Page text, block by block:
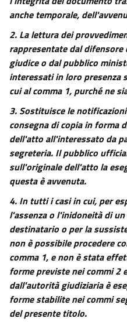
RIUNIONE E
17
18
19
PROVVEDIMENTI SULLA
20
21
22
23
24
24 bis
25
26
27
CONFLITTI DI
28
anche temporale,
2. La lettura dei
rappresentate dal
giudice o dal pubblico
interessati in loro
cui al comma 1, purché ne
3. Sostituisce le
consegna di copia in forma
dell'atto all'interessato da
segreteria. Il pubblico
sull'originale dell'atto la
questa è avvenuta.
4. In tutti i casi in cui, per
l'assenza o l'inidoneità di
destinatario o per la
non è possibile procedere
comma 1, e non è stata
forme previste nei commi 2
dall'autorità giudiziaria è
forme stabilite nei commi
del presente titolo.